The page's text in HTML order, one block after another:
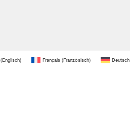
(Englisch) Français (Französisch) Deutsch